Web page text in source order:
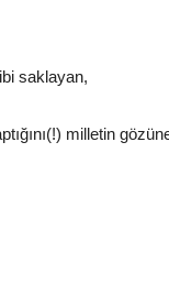
saklayan,
milletin